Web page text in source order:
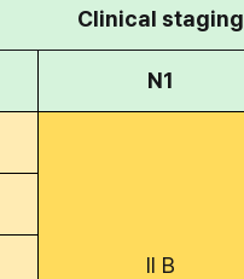
Clinical staging
N1
II B